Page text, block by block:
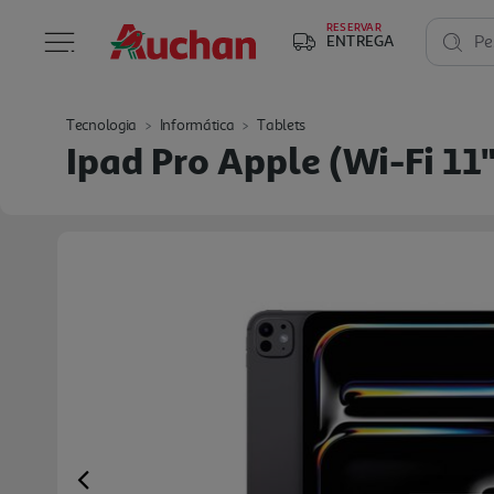
RESERVAR
ENTREGA
Tecnologia Informática Tablets
Ipad Pro Apple (wi-Fi